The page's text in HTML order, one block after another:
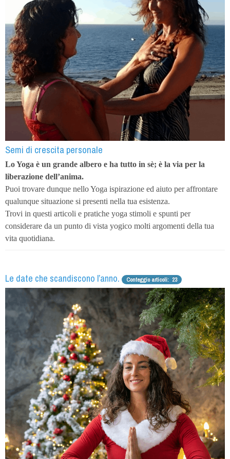
Semi di crescita personale
Lo Yoga è un grande albero e ha tutto in sè; è la via per la
liberazione dell’anima.
Puoi trovare dunque nello Yoga ispirazione ed aiuto per affrontare
qualunque situazione si presenti nella tua esistenza.
Trovi in questi articoli e pratiche yoga stimoli e spunti per
considerare da un punto di vista yogico molti argomenti della tua
vita quotidiana.
Le date che scandiscono l’anno. Conteggio articoli: 23